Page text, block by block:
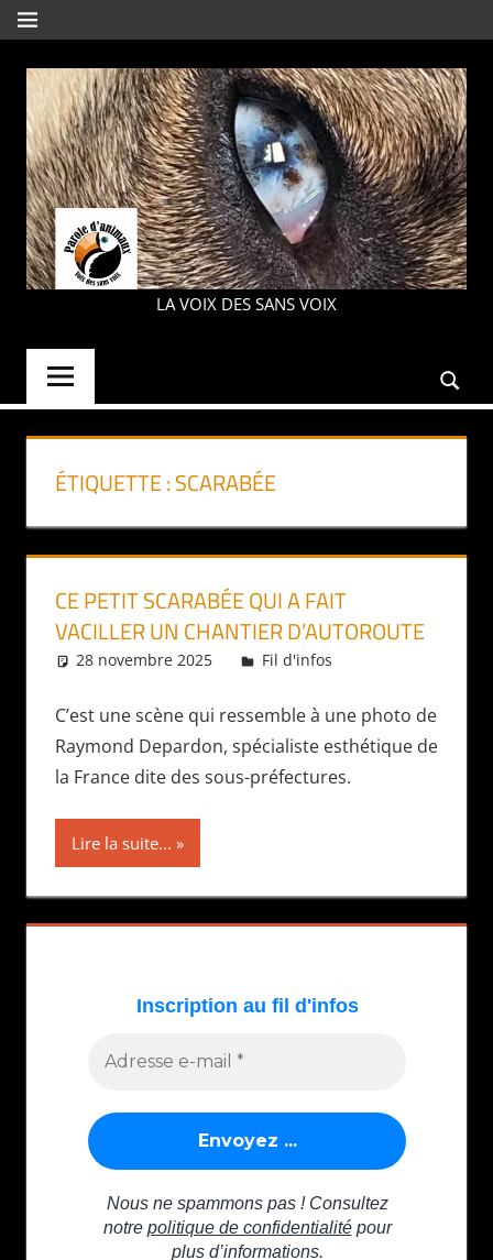
Aller
au
contenu
MENU
PAROLE
LA VOIX DES SANS VOIX
ÉTIQUETTE :SCARABÉE
CE PETIT SCARABÉE QUI A FAIT
VACILLER UN CHANTIER D’AUTOROUTE
28 novembre 2025 Daniel
Fil d'infos
C’est une scène qui ressemble à une photo de
Raymond Depardon, spécialiste esthétique de
la France dite des sous-préfectures.
Lire la suite...